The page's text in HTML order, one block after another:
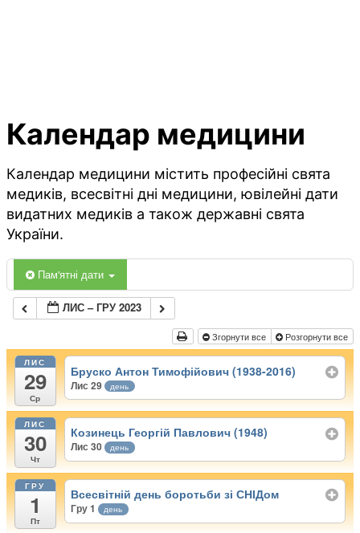
Календар медицини
Календар медицини містить професійні свята
медиків, всесвітні дні медицини, ювілейні дати
видатних медиків а також державні свята
України.
Пам'ятні дати
ЛИС – ГРУ 2023
Згорнути все Розгорнути все
ЛИС
29
Ср
Бруско Антон Тимофійович (1938-2016)
Лис 29 день
ЛИС
30
Чт
Козинець Георгій Павлович (1948)
Лис 30 день
ГРУ
1
Пт
Всесвітній день боротьби зі СНІДом
Гру 1 день